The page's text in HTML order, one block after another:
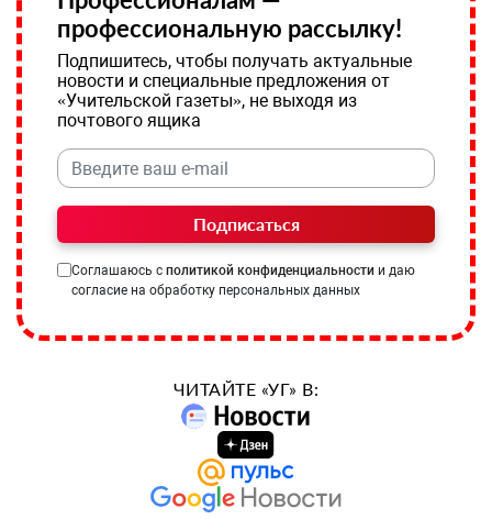
профессиональную рассылку!
Подпишитесь, чтобы получать актуальные
новости и специальные предложения от
«Учительской газеты», не выходя из
почтового ящика
Подписаться
Соглашаюсь с политикой конфиденциальности и даю
согласие на обработку персональных данных
ЧИТАЙТЕ «УГ» В: